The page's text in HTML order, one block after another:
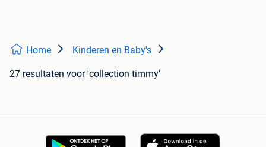
Home Kinderen en Baby's
27 resultaten voor 'collection timmy'